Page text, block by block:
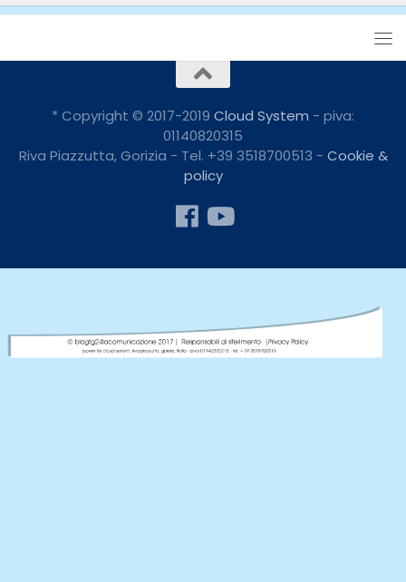
* Copyright © 2017-2019 Cloud System - piva:
01140820315
Riva Piazzutta, Gorizia - Tel. +39 3518700513 - Cookie &
policy